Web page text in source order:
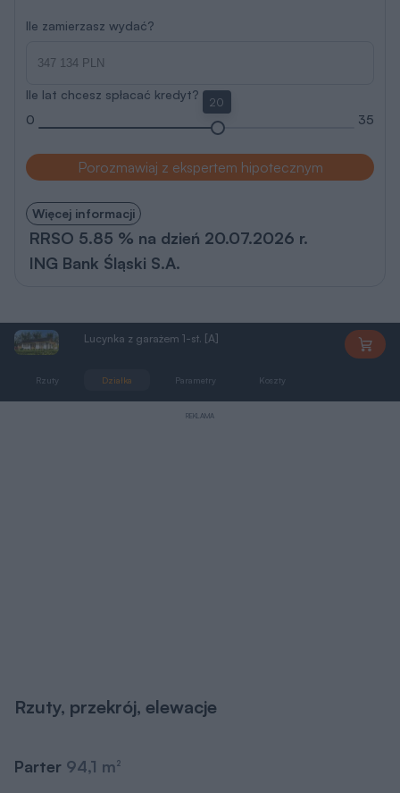
Ile zamierzasz wydać?
Ile lat chcesz spłacać kredyt?
0
20
35
Porozmawiaj z ekspertem hipotecznym
Więcej informacji
RRSO 5.85 % na dzień 20.07.2026 r.
ING Bank Śląski S.A.
Lucynka z garażem 1-st. [A]
Rzuty Działka Parametry Koszty
REKLAMA
Rzuty, przekrój, elewacje
Parter 94,1 m2